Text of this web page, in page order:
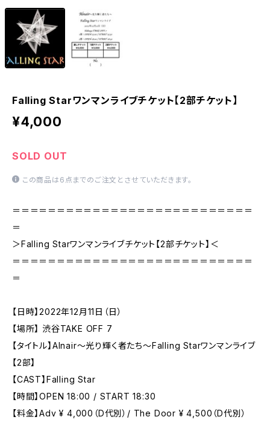
Falling Starワンマンライブチケット【2部チケット】
¥4,000
SOLD OUT
この商品は6点までのご注文とさせていただきます。
＝＝＝＝＝＝＝＝＝＝＝＝＝＝＝＝＝＝＝＝＝＝＝＝＝＝＝
＝
＞Falling Starワンマンライブチケット【2部チケット】＜
＝＝＝＝＝＝＝＝＝＝＝＝＝＝＝＝＝＝＝＝＝＝＝＝＝＝＝
＝
【日時】2022年12月11日（日）
【場所】 渋谷TAKE OFF 7
【タイトル】Alnair〜光り輝く者たち〜Falling Starワンマンライブ
【2部】
【CAST】Falling Star
【時間】OPEN 18:00 / START 18:30
【料金】Adv ¥ 4,000（D代別）/ The Door ¥ 4,500（D代別）